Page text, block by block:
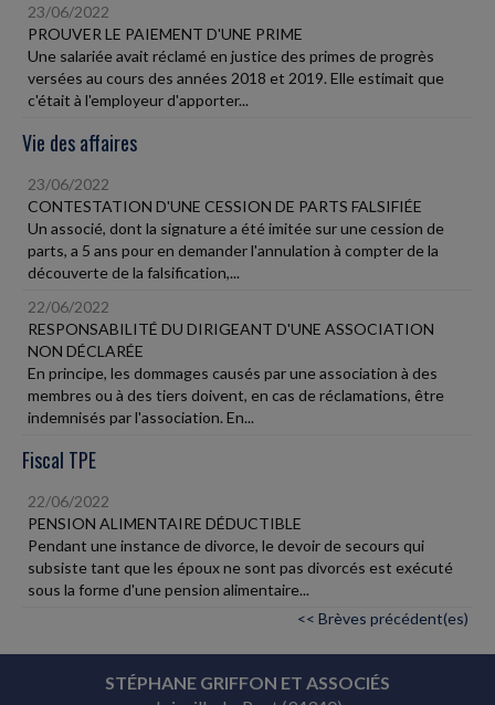
23/06/2022
PROUVER LE PAIEMENT D'UNE PRIME
Une salariée avait réclamé en justice des primes de progrès
versées au cours des années 2018 et 2019. Elle estimait que
c'était à l'employeur d'apporter...
Vie des affaires
23/06/2022
CONTESTATION D'UNE CESSION DE PARTS FALSIFIÉE
Un associé, dont la signature a été imitée sur une cession de
parts, a 5 ans pour en demander l'annulation à compter de la
découverte de la falsification,...
22/06/2022
RESPONSABILITÉ DU DIRIGEANT D'UNE ASSOCIATION
NON DÉCLARÉE
En principe, les dommages causés par une association à des
membres ou à des tiers doivent, en cas de réclamations, être
indemnisés par l'association. En...
Fiscal TPE
22/06/2022
PENSION ALIMENTAIRE DÉDUCTIBLE
Pendant une instance de divorce, le devoir de secours qui
subsiste tant que les époux ne sont pas divorcés est exécuté
sous la forme d'une pension alimentaire...
<< Brèves précédent(es)
STÉPHANE GRIFFON ET ASSOCIÉS